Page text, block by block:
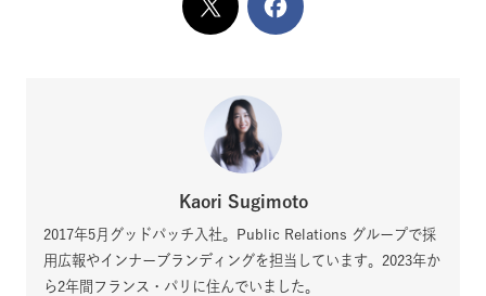
XでシェアFacebook
Kaori Sugimoto
2017年5月グッドパッチ入社。Public Relations グループで採
用広報やインナーブランディングを担当しています。2023年か
ら2年間フランス・パリに住んでいました。